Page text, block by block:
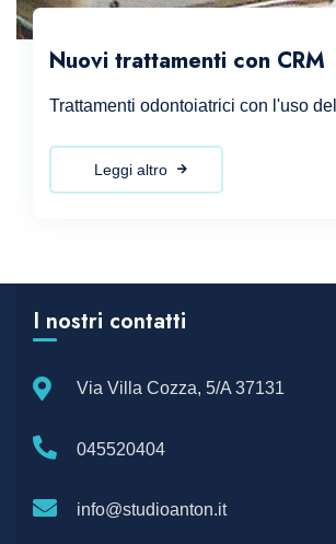
Nuovi trattamenti con CRM
Trattamenti odontoiatrici con l'uso
Leggi altro
I nostri contatti
Via Villa Cozza, 5/A 37131
045520404
info@studioanton.it